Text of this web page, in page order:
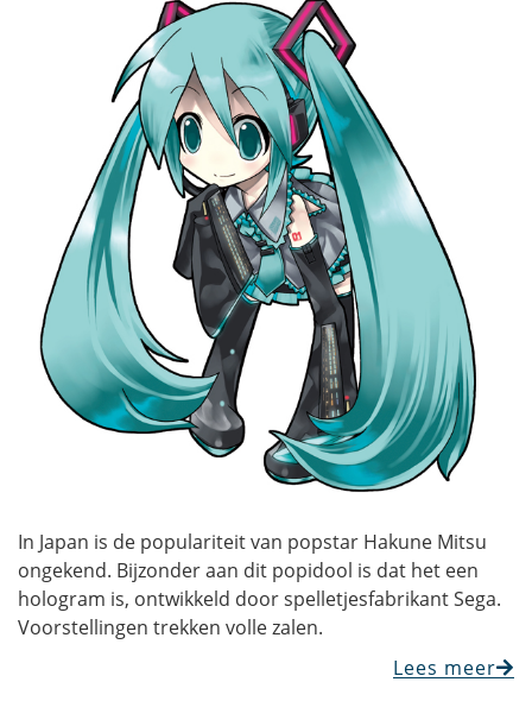
In Japan is de populariteit van popstar Hakune Mitsu
ongekend. Bijzonder aan dit popidool is dat het een
hologram is, ontwikkeld door spelletjesfabrikant Sega.
Voorstellingen trekken volle zalen.
Lees meer